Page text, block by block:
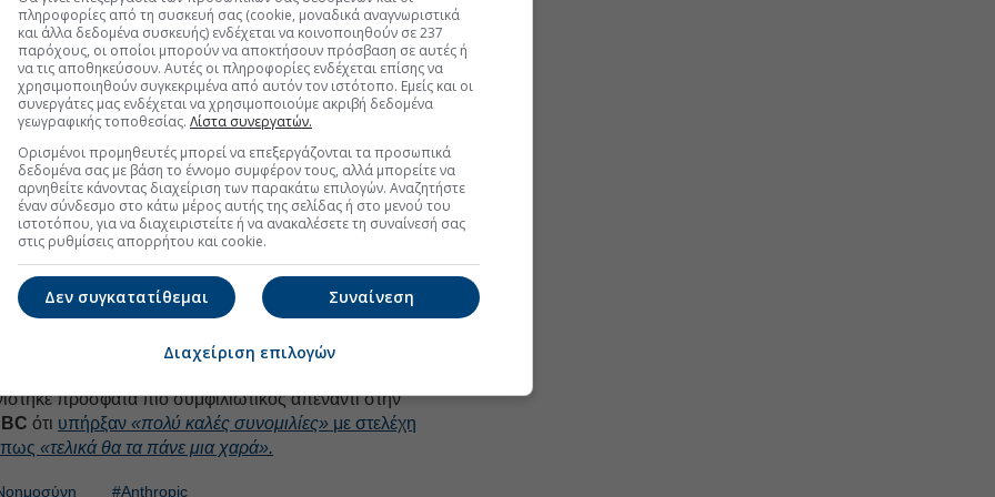
και Καινοτομίας Τεχνητής Νοημοσύνης του
- Πενταγώνου
Λευκού Οίκου επεξεργάζονται νέο υπόμνημα
υπηρεσίες εθνικής ασφάλειας, το οποίο, σύμφωνα
τη χρήση πολλαπλών παρόχων AI από κρατικές
στρατιωτική αλυσίδα διοίκησης.
μήνες σε αντιπαράθεση με το Πεντάγωνο σχετικά με
της.
Φεβρουάριο, όταν η εταιρεία ζήτησε εγγυήσεις ότι
για πλήρως αυτόνομα όπλα ή για
πολιτών — όροι που απορρίφθηκαν από το
πρόσφατα πιο συμφιλιωτικός απέναντι στην
ότι υπήρξαν«πολύ καλές συνομιλίες» με στελέχη
πως«τελικά θα τα πάνε μια χαρά».
#Anthropic
πληροφορίες από τη συσκευή σας (cookie, μοναδικά αναγνωριστικά
και άλλα δεδομένα συσκευής) ενδέχεται να κοινοποιηθούν σε 237
παρόχους, οι οποίοι μπορούν να αποκτήσουν πρόσβαση σε αυτές ή
να τις αποθηκεύσουν. Αυτές οι πληροφορίες ενδέχεται επίσης να
χρησιμοποιηθούν συγκεκριμένα από αυτόν τον ιστότοπο. Εμείς και οι
συνεργάτες μας ενδέχεται να χρησιμοποιούμε ακριβή δεδομένα
γεωγραφικής τοποθεσίας. Λίστα συνεργατών.
Ορισμένοι προμηθευτές μπορεί να επεξεργάζονται τα προσωπικά
δεδομένα σας με βάση το έννομο συμφέρον τους, αλλά μπορείτε να
αρνηθείτε κάνοντας διαχείριση των παρακάτω επιλογών. Αναζητήστε
έναν σύνδεσμο στο κάτω μέρος αυτής της σελίδας ή στο μενού του
ιστοτόπου, για να διαχειριστείτε ή να ανακαλέσετε τη συναίνεσή σας
στις ρυθμίσεις απορρήτου και cookie.
Συναίνεση
Δεν συγκατατίθεμαι
Διαχείριση επιλογών